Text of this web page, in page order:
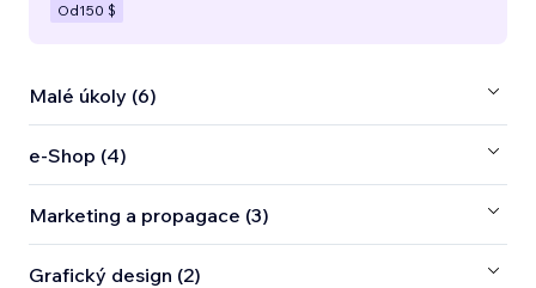
Od150 $
Malé úkoly (6)
e‑Shop (4)
Marketing a propagace (3)
Grafický design (2)